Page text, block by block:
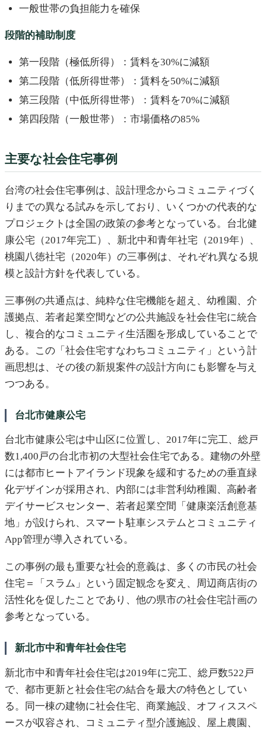
一般世帯の負担能力を確保
段階的補助制度
第一段階（極低所得）：賃料を30%に減額
第二段階（低所得世帯）：賃料を50%に減額
第三段階（中低所得世帯）：賃料を70%に減額
第四段階（一般世帯）：市場価格の85%
主要な社会住宅事例
台湾の社会住宅事例は、設計理念からコミュニティづく
りまでの異なる試みを示しており、いくつかの代表的な
プロジェクトは全国の政策の参考となっている。台北健
康公宅（2017年完工）、新北中和青年社宅（2019年）、
桃園八徳社宅（2020年）の三事例は、それぞれ異なる規
模と設計方針を代表している。
三事例の共通点は、純粋な住宅機能を超え、幼稚園、介
護拠点、若者起業空間などの公共施設を社会住宅に統合
し、複合的なコミュニティ生活圏を形成していることで
ある。この「社会住宅すなわちコミュニティ」という計
画思想は、その後の新規案件の設計方向にも影響を与え
つつある。
台北市健康公宅
台北市健康公宅は中山区に位置し、2017年に完工、総戸
数1,400戸の台北市初の大型社会住宅である。建物の外壁
には都市ヒートアイランド現象を緩和するための垂直緑
化デザインが採用され、内部には非営利幼稚園、高齢者
デイサービスセンター、若者起業空間「健康楽活創意基
地」が設けられ、スマート駐車システムとコミュニティ
App管理が導入されている。
この事例の最も重要な社会的意義は、多くの市民の社会
住宅＝「スラム」という固定観念を変え、周辺商店街の
活性化を促したことであり、他の県市の社会住宅計画の
参考となっている。
新北市中和青年社会住宅
新北市中和青年社会住宅は2019年に完工、総戸数522戸
で、都市更新と社会住宅の結合を最大の特色としてい
る。同一棟の建物に社会住宅、商業施設、オフィススペ
ースが収容され、コミュニティ型介護施設、屋上農園、